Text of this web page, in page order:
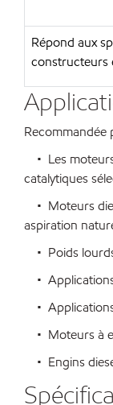
Répond aux
constructeurs
Recommandée
• Les
catalytiques
• Moteurs
aspiration
• Poids
•
•
• Moteurs à
• Engins